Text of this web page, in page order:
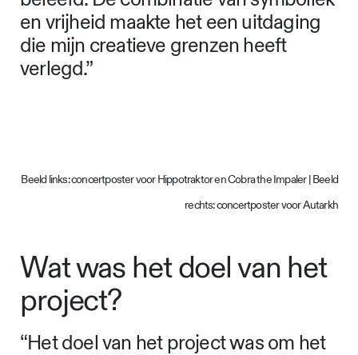
en vrijheid maakte het een uitdaging
die mijn creatieve grenzen heeft
verlegd.”
Beeld links: concertposter voor Hippotraktor en Cobra the Impaler | Beeld
rechts: concertposter voor Autarkh
Wat was het doel van het
project?
“Het doel van het project was om het